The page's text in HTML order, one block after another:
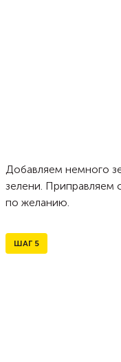
Добавляем немного
зелени.
по желанию.
ШАГ 5